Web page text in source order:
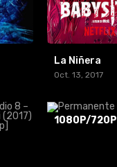
La Niñera
Oct. 13, 2017
1080P/720P